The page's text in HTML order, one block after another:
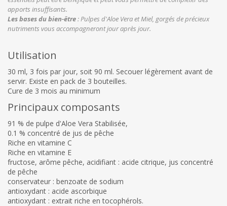
apports insuffisants.
Les bases du bien-être: Pulpes d'Aloe Vera et Miel, gorgés de précieux
nutriments vous accompagneront jour après jour.
Utilisation
30 ml, 3 fois par jour, soit 90 ml. Secouer légèrement avant de
servir. Existe en pack de 3 bouteilles.
Cure de 3 mois au minimum
Principaux composants
91 % de pulpe d'Aloe Vera Stabilisée,
0.1 % concentré de jus de pêche
Riche en vitamine C
Riche en vitamine E
fructose, arôme pêche, acidifiant : acide citrique, jus concentré
de pêche
conservateur : benzoate de sodium
antioxydant : acide ascorbique
antioxydant : extrait riche en tocophérols.